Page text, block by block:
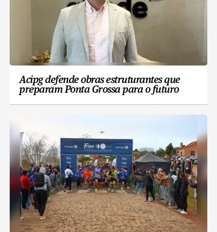
Acipg defende obras estruturantes que
preparam Ponta Grossa para o futuro